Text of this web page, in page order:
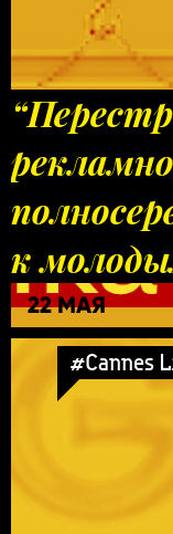
к
22 МАЯ
#Cannes